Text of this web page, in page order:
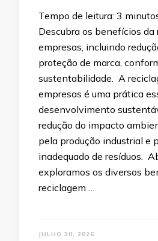
Tempo de leitura: 3
Descubra os benefícios da
empresas, incluindo
proteção de marca,
sustentabilidade. A
empresas é uma prática
desenvolvimento
redução do impacto
pela produção industrial e
inadequado de resíduos.
exploramos os diversos
reciclagem …
JULHO 30, 2026